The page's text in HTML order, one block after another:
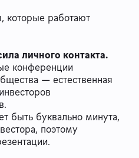
которые работают
личного контакта.
конференции
— естественная
быть буквально минута,
поэтому